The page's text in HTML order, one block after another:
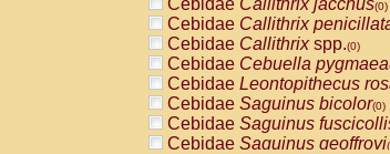
Cebidae Callithrix jacchus(0)
Cebidae Callithrix
Cebidae Callithrixspp.(0)
Cebidae Cebuella pygmaea
Cebidae Leontopithecus
Cebidae Saguinus bicolor(0)
Cebidae Saguinus
Cebidae Saguinus geoffroyi